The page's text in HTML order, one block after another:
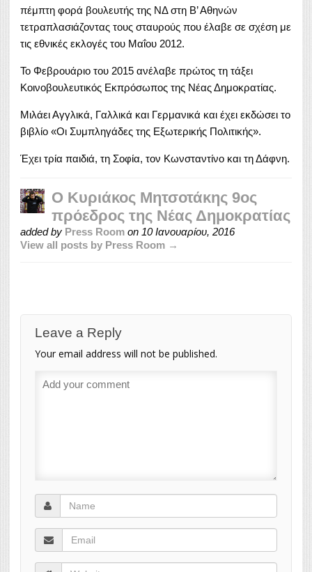
πέμπτη φορά βουλευτής της ΝΔ στη Β’ Αθηνών
τετραπλασιάζοντας τους σταυρούς που έλαβε σε σχέση με
τις εθνικές εκλογές του Μαΐου 2012.
Το Φεβρουάριο του 2015 ανέλαβε πρώτος τη τάξει
Κοινοβουλευτικός Εκπρόσωπος της Νέας Δημοκρατίας.
Μιλάει Αγγλικά, Γαλλικά και Γερμανικά και έχει εκδώσει το
βιβλίο «Οι Συμπληγάδες της Εξωτερικής Πολιτικής».
Έχει τρία παιδιά, τη Σοφία, τον Κωνσταντίνο και τη Δάφνη.
Ο Κυριάκος Μητσοτάκης 9ος
πρόεδρος της Νέας Δημοκρατίας
added by Press Room on 10 Ιανουαρίου, 2016
View all posts by Press Room →
Leave a Reply
Your email address will not be published.